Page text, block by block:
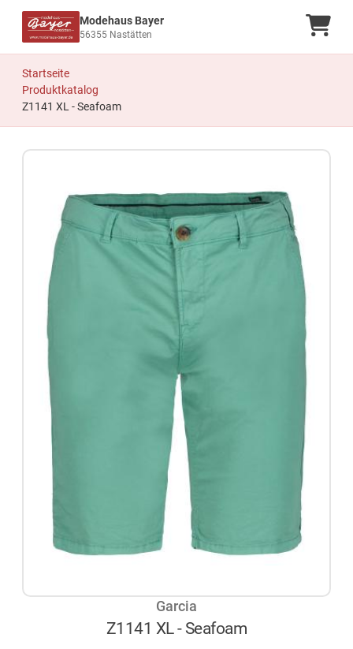
Modehaus Bayer
56355 Nastätten
Startseite
Produktkatalog
Z1141 XL - Seafoam
Garcia
Z1141 XL - Seafoam